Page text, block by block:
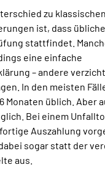
zu klassischen
ist, dass
stattfindet.
eine einfache
– andere
In den meisten
Monaten üblich. Aber
Bei einem
Auszahlung
sogar statt der
aus.